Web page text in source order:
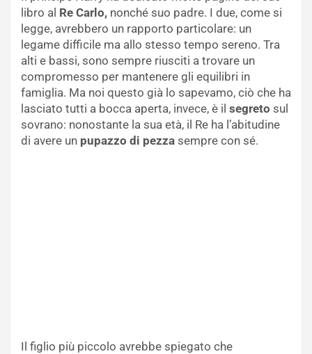
libro al Re Carlo, nonché suo padre. I due, come si
legge, avrebbero un rapporto particolare: un
legame difficile ma allo stesso tempo sereno. Tra
alti e bassi, sono sempre riusciti a trovare un
compromesso per mantenere gli equilibri in
famiglia. Ma noi questo già lo sapevamo, ciò che ha
lasciato tutti a bocca aperta, invece, è il segreto sul
sovrano: nonostante la sua età, il Re ha l’abitudine
di avere un pupazzo di pezza sempre con sé.
Il figlio più piccolo avrebbe spiegato che